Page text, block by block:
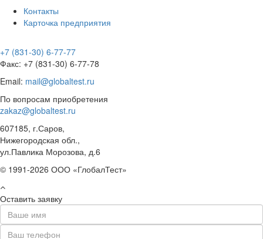
Контакты
Карточка предприятия
+7 (831-30) 6-77-77
Факс: +7 (831-30) 6-77-78
Email: mail@globaltest.ru
По вопросам приобретения
zakaz@globaltest.ru
607185, г.Саров,
Нижегородская обл.,
ул.Павлика Морозова, д.6
© 1991-2026 ООО «ГлобалТест»
Оставить заявку